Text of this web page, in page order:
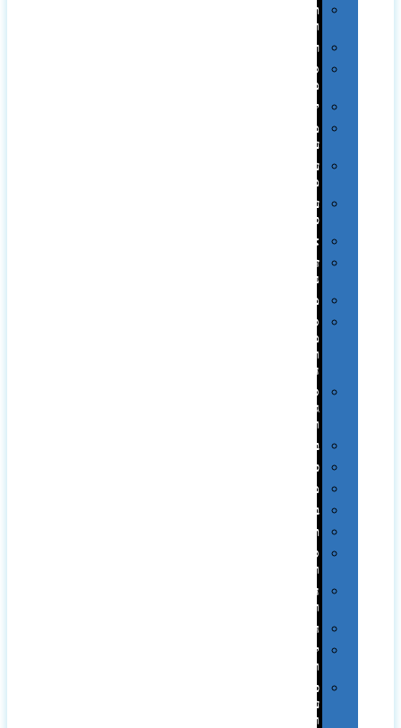
תערוכות
וכנסים
רמקולים
סוכריות
ממותגות
יודאיקה
מארזי
עטים
עטי
מתכת
עטי
פלסטיק
אוזניות
זכרונות
ניידים
מפצלים
סביבת
מחשב
וציוד
היקפי
סוללות
גיבוי
ומטענים
ביגוד
כובעים
מגבות
בקבוקים
תרמי
ספלים
וכוסות
הוקרה
ואומנות
חגים
יין
ומארזים
כלי
עבודה
ופנסים